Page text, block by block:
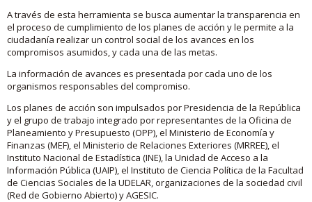
A través de esta herramienta se busca aumentar la transparencia en
el proceso de cumplimiento de los planes de acción y le permite a la
ciudadanía realizar un control social de los avances en los
compromisos asumidos, y cada una de las metas.
La información de avances es presentada por cada uno de los
organismos responsables del compromiso.
Los planes de acción son impulsados por Presidencia de la República
y el grupo de trabajo integrado por representantes de la Oficina de
Planeamiento y Presupuesto (OPP), el Ministerio de Economía y
Finanzas (MEF), el Ministerio de Relaciones Exteriores (MRREE), el
Instituto Nacional de Estadística (INE), la Unidad de Acceso a la
Información Pública (UAIP), el Instituto de Ciencia Política de la Facultad
de Ciencias Sociales de la UDELAR, organizaciones de la sociedad civil
(Red de Gobierno Abierto) y AGESIC.